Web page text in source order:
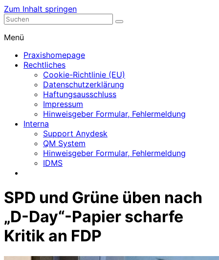
Zum Inhalt springen
Nephrologische Praxis mit Dialyse
Menü
Praxishomepage
Rechtliches
Cookie-Richtlinie (EU)
Datenschutzerklärung
Haftungsausschluss
Impressum
Hinweisgeber Formular, Fehlermeldung
Interna
Support Anydesk
QM System
Hinweisgeber Formular, Fehlermeldung
IDMS
SPD und Grüne üben nach
„D-Day“-Papier scharfe
Kritik an FDP